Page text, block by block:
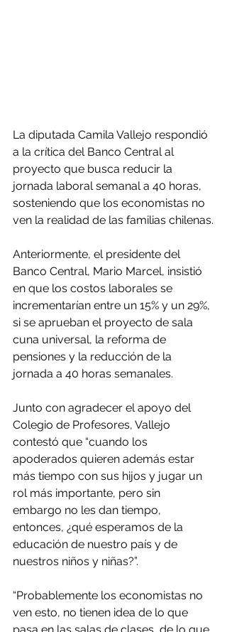
La diputada Camila Vallejo respondió
a la crítica del Banco Central al
proyecto que busca reducir la
jornada laboral semanal a 40 horas,
sosteniendo que los economistas no
ven la realidad de las familias chilenas.
Anteriormente, el presidente del
Banco Central, Mario Marcel, insistió
en que los costos laborales se
incrementarían entre un 15% y un 29%,
si se aprueban el proyecto de sala
cuna universal, la reforma de
pensiones y la reducción de la
jornada a 40 horas semanales.
Junto con agradecer el apoyo del
Colegio de Profesores, Vallejo
contestó que “cuando los
apoderados quieren además estar
más tiempo con sus hijos y jugar un
rol más importante, pero sin
embargo no les dan tiempo,
entonces, ¿qué esperamos de la
educación de nuestro país y de
nuestros niños y niñas?”.
“Probablemente los economistas no
ven esto, no tienen idea de lo que